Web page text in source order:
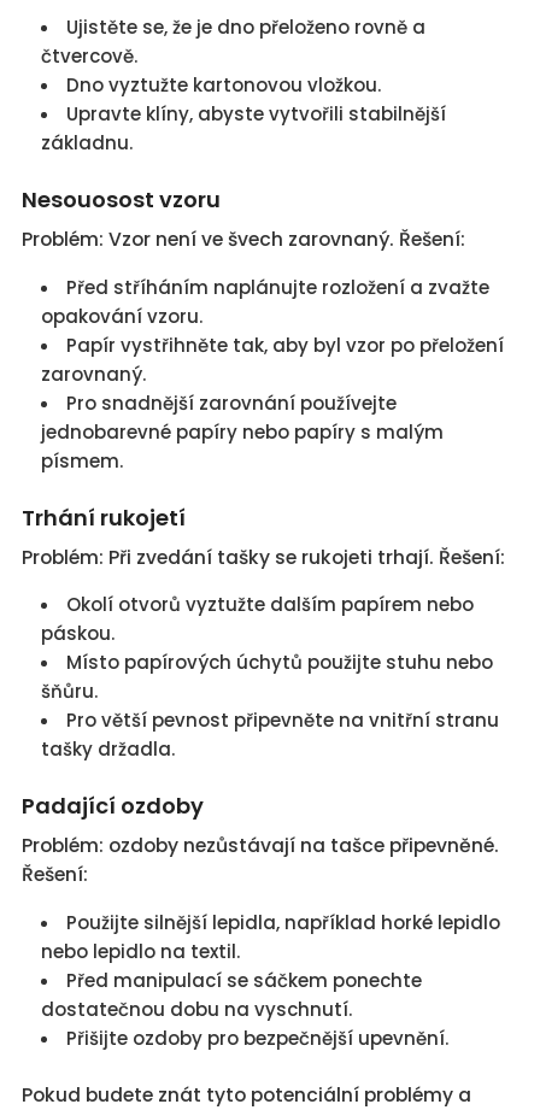
Ujistěte se, že je dno přeloženo rovně a
čtvercově.
Dno vyztužte kartonovou vložkou.
Upravte klíny, abyste vytvořili stabilnější
základnu.
Nesouosost vzoru
Problém: Vzor není ve švech zarovnaný. Řešení:
Před stříháním naplánujte rozložení a zvažte
opakování vzoru.
Papír vystřihněte tak, aby byl vzor po přeložení
zarovnaný.
Pro snadnější zarovnání používejte
jednobarevné papíry nebo papíry s malým
písmem.
Trhání rukojetí
Problém: Při zvedání tašky se rukojeti trhají. Řešení:
Okolí otvorů vyztužte dalším papírem nebo
páskou.
Místo papírových úchytů použijte stuhu nebo
šňůru.
Pro větší pevnost připevněte na vnitřní stranu
tašky držadla.
Padající ozdoby
Problém: ozdoby nezůstávají na tašce připevněné.
Řešení:
Použijte silnější lepidla, například horké lepidlo
nebo lepidlo na textil.
Před manipulací se sáčkem ponechte
dostatečnou dobu na vyschnutí.
Přišijte ozdoby pro bezpečnější upevnění.
Pokud budete znát tyto potenciální problémy a